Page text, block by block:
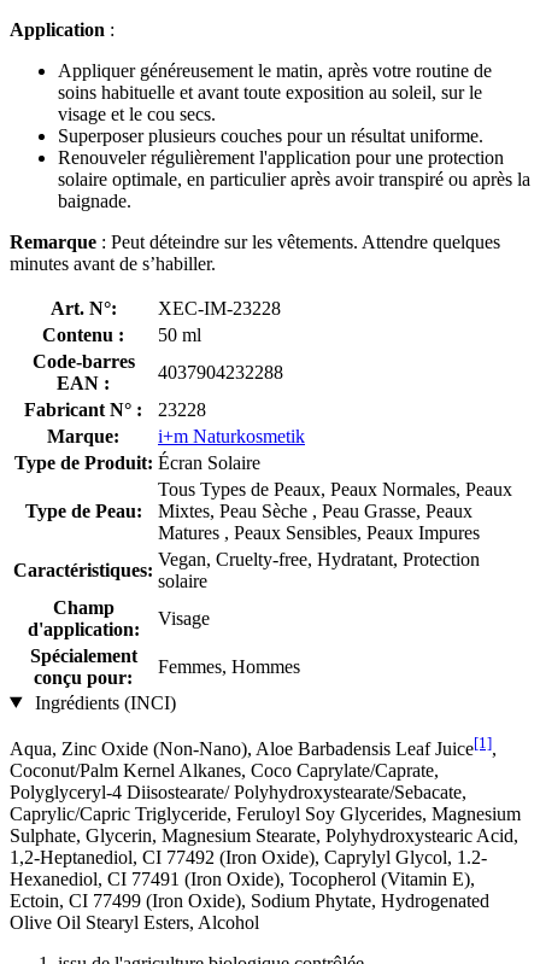
Application :
Appliquer généreusement le matin, après votre routine de
soins habituelle et avant toute exposition au soleil, sur le
visage et le cou secs.
Superposer plusieurs couches pour un résultat uniforme.
Renouveler régulièrement l'application pour une protection
solaire optimale, en particulier après avoir transpiré ou après la
baignade.
Remarque : Peut déteindre sur les vêtements. Attendre quelques
minutes avant de s’habiller.
Art. N°:
XEC-IM-23228
Contenu :
50 ml
Code-barres
EAN :
4037904232288
Fabricant N° :
23228
Marque:
i+m Naturkosmetik
Type de Produit: Écran Solaire
Type de Peau:
Tous Types de Peaux, Peaux Normales, Peaux
Mixtes, Peau Sèche , Peau Grasse, Peaux
Matures , Peaux Sensibles, Peaux Impures
Caractéristiques:
Vegan, Cruelty-free, Hydratant, Protection
solaire
Champ
d'application:
Visage
Spécialement
conçu pour:
Femmes, Hommes
Ingrédients (INCI)
Aqua, Zinc Oxide (Non-Nano), Aloe Barbadensis Leaf Juice[1],
Coconut/Palm Kernel Alkanes, Coco Caprylate/Caprate,
Polyglyceryl-4 Diisostearate/ Polyhydroxystearate/Sebacate,
Caprylic/Capric Triglyceride, Feruloyl Soy Glycerides, Magnesium
Sulphate, Glycerin, Magnesium Stearate, Polyhydroxystearic Acid,
1,2-Heptanediol, CI 77492 (Iron Oxide), Caprylyl Glycol, 1.2-
Hexanediol, CI 77491 (Iron Oxide), Tocopherol (Vitamin E),
Ectoin, CI 77499 (Iron Oxide), Sodium Phytate, Hydrogenated
Olive Oil Stearyl Esters, Alcohol